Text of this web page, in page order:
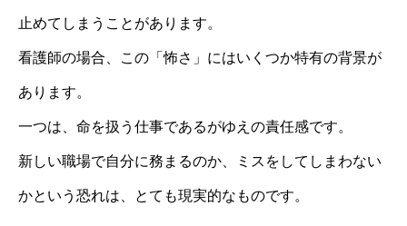
止めてしまうことがあります。
看護師の場合、この「怖さ」にはいくつか特有の背景が
あります。
一つは、命を扱う仕事であるがゆえの責任感です。
新しい職場で自分に務まるのか、ミスをしてしまわない
かという恐れは、とても現実的なものです。